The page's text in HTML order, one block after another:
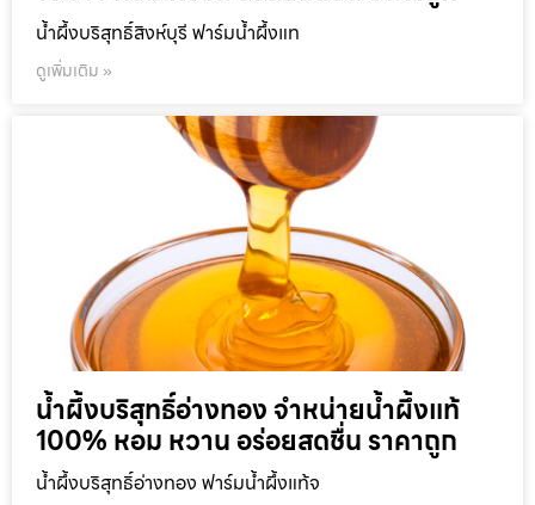
น้ำผึ้งบริสุทธิ์สิงห์บุรี ฟาร์มน้ำผึ้งแท
ดูเพิ่มเติม »
น้ำผึ้งบริสุทธิ์อ่างทอง จำหน่ายน้ำผึ้งแท้
100% หอม หวาน อร่อยสดชื่น ราคาถูก
น้ำผึ้งบริสุทธิ์อ่างทอง ฟาร์มน้ำผึ้งแท้จ